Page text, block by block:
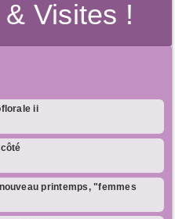
Visites !
ii
printemps, "femmes